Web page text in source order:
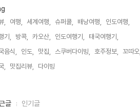
, 여행, 세계여행, 슈퍼쿨, 배낭여행,
인도여행,
기,
방콕, 카오산, 인도여행기,
태국여행기,
음식,
인도, 맛집, 스쿠버다이빙, 호주정보,
꼬따오,
,
맛집리뷰, 다이빙,
글 인기글